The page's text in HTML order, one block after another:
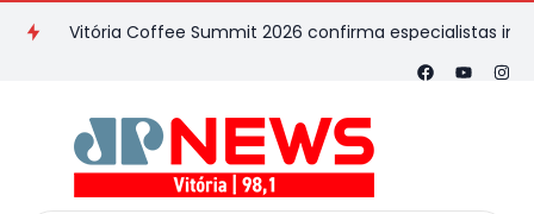
Vitória Coffee Summit 2026 confirma especialistas